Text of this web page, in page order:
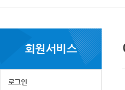
회원서비스
로그인